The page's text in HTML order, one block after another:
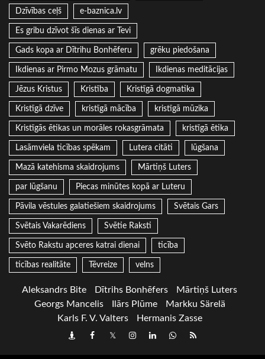
Dzīvības ceļš e-baznica.lv
Es gribu dzīvot šīs dienas ar Tevi
Gads kopa ar Dītrihu Bonhēferu grēku piedošana
Ikdienas ar Pirmo Mozus grāmatu Ikdienas meditācijas
Jēzus Kristus Kristība Kristīgā dogmatika
Kristīgā dzīve kristīgā mācība kristīgā mūzika
Kristīgās ētikas un morāles rokasgrāmata kristīgā ētika
Lasāmviela ticības spēkam Lutera citāti lūgšana
Mazā katehisma skaidrojums Mārtiņš Luters
par lūgšanu Piecas minūtes kopā ar Luteru
Pāvila vēstules galatiešiem skaidrojums Svētais Gars
Svētais Vakarēdiens Svētie Raksti
Svēto Rakstu apceres katrai dienai ticība
ticības realitāte Tēvreize velns
Aleksandrs Bite Dītrihs Bonhēfers
Mārtiņš Luters
Georgs Mancelis
Ilārs Plūme
Markku Särelä
Karls F. V. Valters
Hermanis Zasse
DraugiemFacebook
TwitterInstagram
LinkedInwhatsapp
RSS